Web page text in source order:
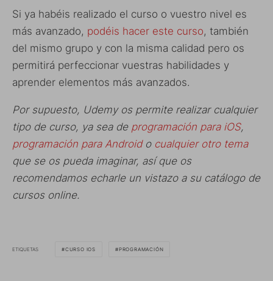
Si ya habéis realizado el curso o vuestro nivel es
más avanzado, podéis hacer este curso, también
del mismo grupo y con la misma calidad pero os
permitirá perfeccionar vuestras habilidades y
aprender elementos más avanzados.
Por supuesto, Udemy os permite realizar cualquier
tipo de curso, ya sea de programación para iOS,
programación para Androido cualquier otro tema
que se os pueda imaginar, así que os
recomendamos echarle un vistazo a su catálogo de
cursos online.
ETIQUETAS CURSO IOS PROGRAMACIÓN